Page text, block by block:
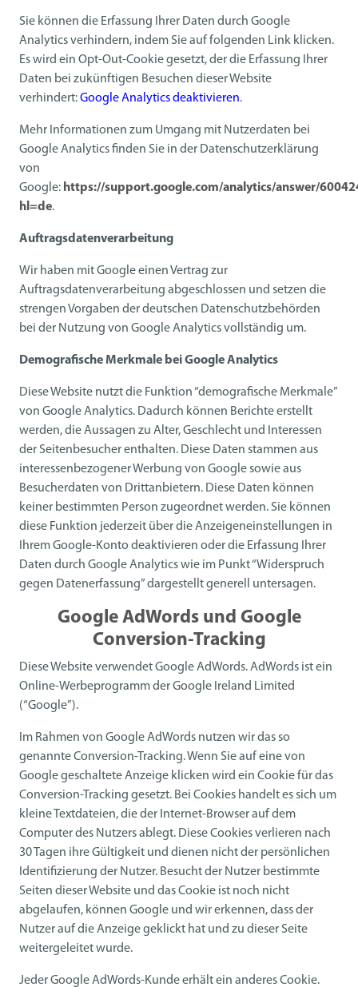
Sie können die Erfassung Ihrer Daten durch Google
Analytics verhindern, indem Sie auf folgenden Link klicken.
Es wird ein Opt-Out-Cookie gesetzt, der die Erfassung Ihrer
Daten bei zukünftigen Besuchen dieser Website
verhindert:Google Analytics deaktivieren.
Mehr Informationen zum Umgang mit Nutzerdaten bei
Google Analytics finden Sie in der Datenschutzerklärung
von
Google: https://support.google.com/analytics/answer/
hl=de.
Auftragsdatenverarbeitung
Wir haben mit Google einen Vertrag zur
Auftragsdatenverarbeitung abgeschlossen und setzen die
strengen Vorgaben der deutschen Datenschutzbehörden
bei der Nutzung von Google Analytics vollständig um.
Demografische Merkmale bei Google Analytics
Diese Website nutzt die Funktion “demografische Merkmale”
von Google Analytics. Dadurch können Berichte erstellt
werden, die Aussagen zu Alter, Geschlecht und Interessen
der Seitenbesucher enthalten. Diese Daten stammen aus
interessenbezogener Werbung von Google sowie aus
Besucherdaten von Drittanbietern. Diese Daten können
keiner bestimmten Person zugeordnet werden. Sie können
diese Funktion jederzeit über die Anzeigeneinstellungen in
Ihrem Google-Konto deaktivieren oder die Erfassung Ihrer
Daten durch Google Analytics wie im Punkt “Widerspruch
gegen Datenerfassung” dargestellt generell untersagen.
Google AdWords und Google
Conversion-Tracking
Diese Website verwendet Google AdWords. AdWords ist ein
Online-Werbeprogramm der Google Ireland Limited
(“Google”).
Im Rahmen von Google AdWords nutzen wir das so
genannte Conversion-Tracking. Wenn Sie auf eine von
Google geschaltete Anzeige klicken wird ein Cookie für das
Conversion-Tracking gesetzt. Bei Cookies handelt es sich um
kleine Textdateien, die der Internet-Browser auf dem
Computer des Nutzers ablegt. Diese Cookies verlieren nach
30 Tagen ihre Gültigkeit und dienen nicht der persönlichen
Identifizierung der Nutzer. Besucht der Nutzer bestimmte
Seiten dieser Website und das Cookie ist noch nicht
abgelaufen, können Google und wir erkennen, dass der
Nutzer auf die Anzeige geklickt hat und zu dieser Seite
weitergeleitet wurde.
Jeder Google AdWords-Kunde erhält ein anderes Cookie.